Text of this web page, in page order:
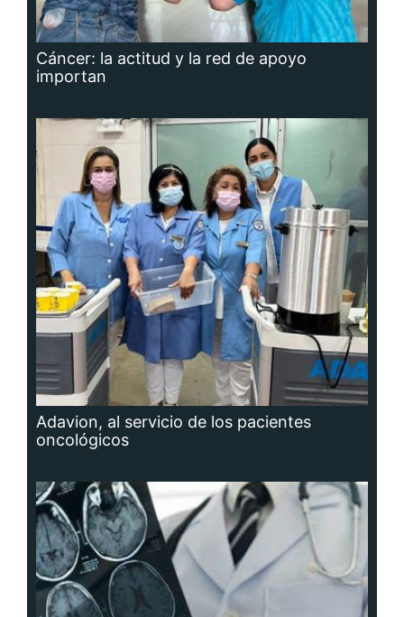
Cáncer: la actitud y la red de apoyo
importan
Adavion, al servicio de los pacientes
oncológicos